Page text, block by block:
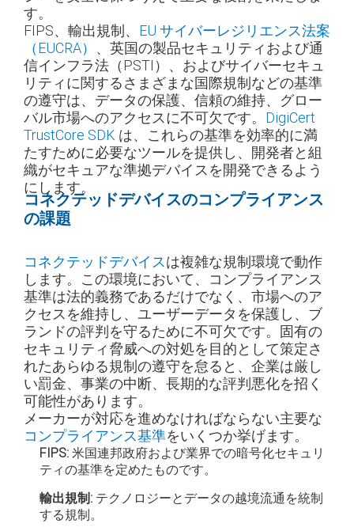
す。
FIPS、輸出規制、 EU サイバーレジリエンス法案
（EUCRA） 、英国の製品セキュリティおよび通
信インフラ法（PSTI）、およびサイバーセキュ
リティに関するさまざまな国際規制などの基準
の遵守は、データの保護、信頼の維持、グロー
バル市場へのアクセスに不可欠です。 DigiCert
TrustCore SDK は、これらの基準を効率的に満
たすために必要なツールを提供し、開発者と組
織がセキュアな準拠デバイスを開発できるよう
にします。
コネクテッドデバイスのコンプライアンス
の課題
コネクテッドデバイスは複雑な規制環境で動作
します。この環境において、コンプライアンス
基準は法的義務であるだけでなく、市場へのア
クセスを維持し、ユーザーデータを保護し、ブ
ランドの評判を守るために不可欠です。固有の
セキュリティ脅威への対処を目的として策定さ
れたあらゆる規制の遵守を怠ると、企業は厳し
い罰金、事業の中断、長期的な評判悪化を招く
可能性があります。
メーカーが対応を進めなければならない主要な
コンプライアンス基準をいくつか挙げます。
FIPS: 米国連邦政府および業界での暗号化セキュリ
ティの基準を定めたものです。
輸出規制: テクノロジーとデータの越境流通を統制
する規制。